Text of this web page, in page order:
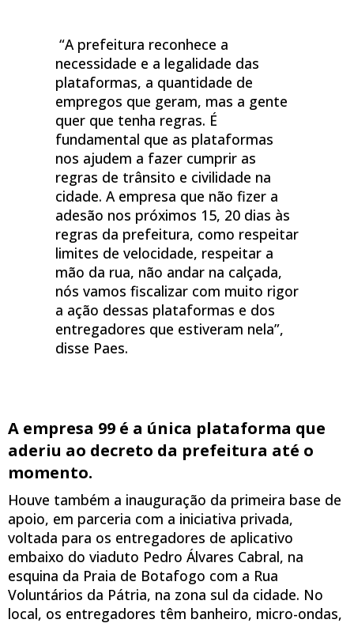
“A prefeitura reconhece a
necessidade e a legalidade das
plataformas, a quantidade de
empregos que geram, mas a gente
quer que tenha regras. É
fundamental que as plataformas
nos ajudem a fazer cumprir as
regras de trânsito e civilidade na
cidade. A empresa que não fizer a
adesão nos próximos 15, 20 dias às
regras da prefeitura, como respeitar
limites de velocidade, respeitar a
mão da rua, não andar na calçada,
nós vamos fiscalizar com muito rigor
a ação dessas plataformas e dos
entregadores que estiveram nela”,
disse Paes.
A empresa 99 é a única plataforma que
aderiu ao decreto da prefeitura até o
momento.
Houve também a inauguração da primeira base de
apoio, em parceria com a iniciativa privada,
voltada para os entregadores de aplicativo
embaixo do viaduto Pedro Álvares Cabral, na
esquina da Praia de Botafogo com a Rua
Voluntários da Pátria, na zona sul da cidade. No
local, os entregadores têm banheiro, micro-ondas,